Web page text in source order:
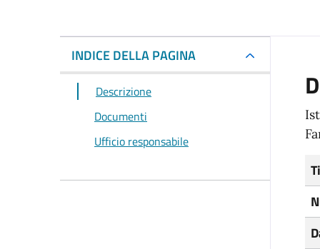
INDICE DELLA PAGINA
Descrizione
Documenti
Ufficio responsabile